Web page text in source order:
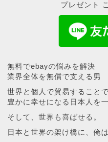
プレゼント
無料でebayの悩みを解決
業界全体を無償で支える男
世界と個人で貿易することで
豊かに幸せになる日本人を
そして、世界も喜ばせる。
日本と世界の架け橋に、俺